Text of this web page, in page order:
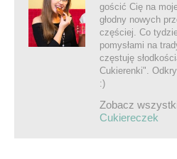
gościć Cię na
głodny nowych
częściej. Co
pomysłami na
częstuję
Cukierenki".
:)
Zobacz
Cukiereczek